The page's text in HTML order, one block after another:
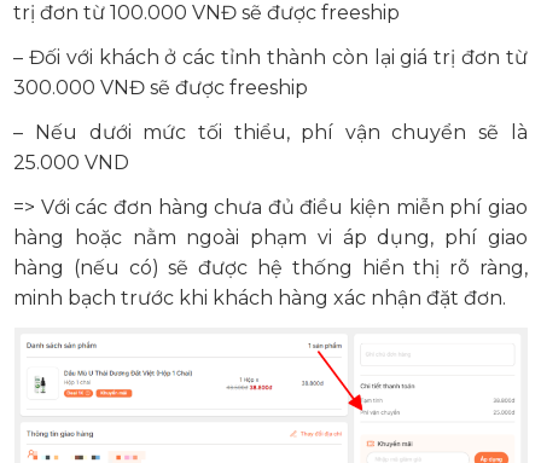
trị đơn từ 100.000 VNĐ sẽ được freeship
– Đối với khách ở các tỉnh thành còn lại giá trị đơn từ
300.000 VNĐ sẽ được freeship
– Nếu dưới mức tối thiểu, phí vận chuyển sẽ là
25.000 VND
=> Với các đơn hàng chưa đủ điều kiện miễn phí giao
hàng hoặc nằm ngoài phạm vi áp dụng, phí giao
hàng (nếu có) sẽ được hệ thống hiển thị rõ ràng,
minh bạch trước khi khách hàng xác nhận đặt đơn.